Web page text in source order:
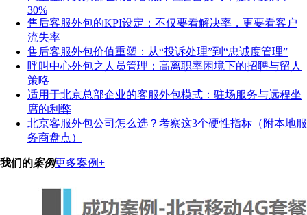
30%
售后客服外包的KPI设定：不仅要看解决率，更要看客户
流失率
售后客服外包价值重塑：从“投诉处理”到“忠诚度管理”
呼叫中心外包之人员管理：高离职率困境下的招聘与留人
策略
适用于北京总部企业的客服外包模式：驻场服务与远程坐
席的利弊
北京客服外包公司怎么选？考察这3个硬性指标（附本地服
务商盘点）
我们的案例更多案例+